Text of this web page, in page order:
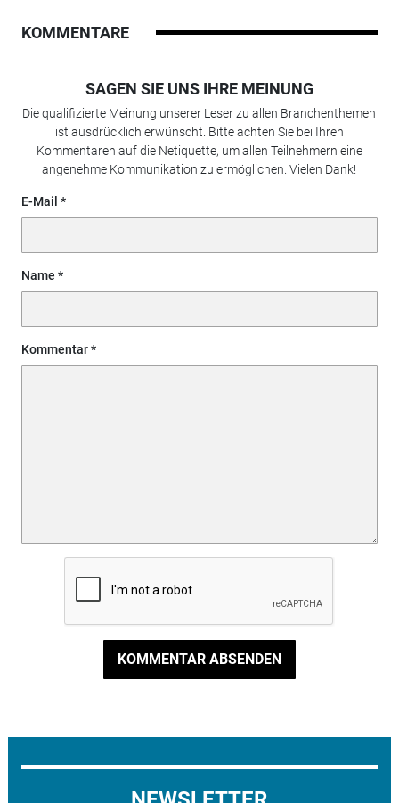
KOMMENTARE
SAGEN SIE UNS IHRE MEINUNG
Die qualifizierte Meinung unserer Leser zu allen Branchenthemen
ist ausdrücklich erwünscht. Bitte achten Sie bei Ihren
Kommentaren auf die Netiquette, um allen Teilnehmern eine
angenehme Kommunikation zu ermöglichen. Vielen Dank!
E-Mail
Name
Kommentar
KOMMENTAR ABSENDEN